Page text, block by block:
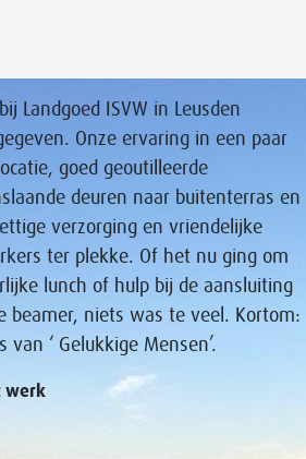
Landgoed ISVW in Leusden
Onze ervaring in een paar
goed geoutilleerde
deuren naar buitenterras en
verzorging en vriendelijke
ter plekke. Of het nu ging om
lunch of hulp bij de aansluiting
beamer, niets was te veel. Kortom:
‘ Gelukkige Mensen’.
werk